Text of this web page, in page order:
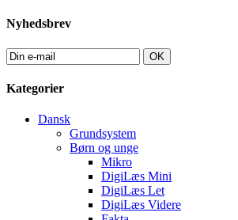
Nyhedsbrev
OK
Kategorier
Dansk
Grundsystem
Børn og unge
Mikro
DigiLæs Mini
DigiLæs Let
DigiLæs Videre